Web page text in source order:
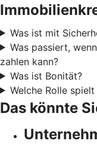
Was ist mit
Was passiert,
zahlen kann?
Was ist Bonität?
Welche Rolle
Das könnte